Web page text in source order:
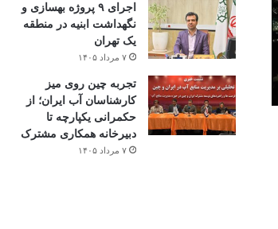
اجرای ۹ پروژه بهسازی و
نگهداشت ابنیه در منطقه
یک تهران
۷ مرداد ۱۴۰۵
تجربه چین روی میز
کارشناسان آب ایران؛ از
حکمرانی یکپارچه تا
دبیرخانه همکاری مشترک
۷ مرداد ۱۴۰۵